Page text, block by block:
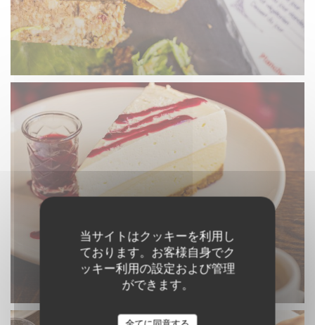
当サイトはクッキーを利用し
ております。お客様自身でク
ッキー利用の設定および管理
ができます。